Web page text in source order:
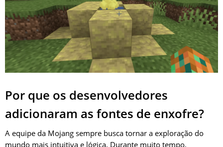
Por que os desenvolvedores
adicionaram as fontes de enxofre?
A equipe da Mojang sempre busca tornar a exploração do
mundo mais intuitiva e lógica. Durante muito tempo,